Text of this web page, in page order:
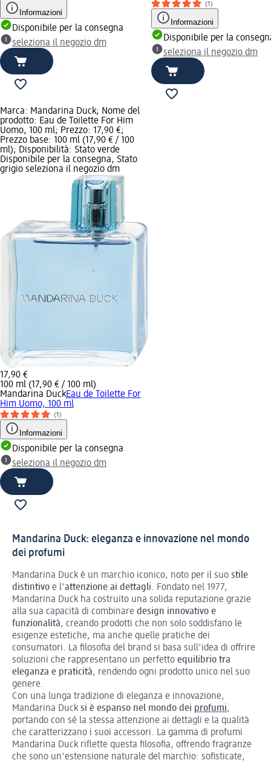
Informazioni
Disponibile per la consegna
seleziona il negozio dm
(1)
Informazioni
Disponibile per la
seleziona il negozio dm
Marca: Mandarina Duck; Nome del
prodotto: Eau de Toilette For Him
Uomo, 100 ml; Prezzo: 17,90 €;
Prezzo base: 100 ml (17,90 € / 100
ml); Disponibilità: Stato verde
Disponibile per la consegna, Stato
grigio seleziona il negozio dm
17,90 €
100 ml (17,90 € / 100 ml)
Mandarina DuckEau de Toilette For
Him Uomo, 100 ml
(1)
Informazioni
Disponibile per la consegna
seleziona il negozio dm
Mandarina Duck: eleganza e innovazione nel mondo
dei profumi
Mandarina Duck è un marchio iconico, noto per il suo stile
distintivo e l'attenzione ai dettagli. Fondato nel 1977,
Mandarina Duck ha costruito una solida reputazione grazie
alla sua capacità di combinare design innovativo e
funzionalità, creando prodotti che non solo soddisfano le
esigenze estetiche, ma anche quelle pratiche dei
consumatori. La filosofia del brand si basa sull'idea di offrire
soluzioni che rappresentano un perfetto equilibrio tra
eleganza e praticità, rendendo ogni prodotto unico nel suo
genere.
Con una lunga tradizione di eleganza e innovazione,
Mandarina Ducksi è espanso nel mondo dei profumi,
portando con sé la stessa attenzione ai dettagli e la qualità
che caratterizzano i suoi accessori. La gamma di profumi
Mandarina Duck riflette questa filosofia, offrendo fragranze
che sono un'estensione naturale del marchio: sofisticate,